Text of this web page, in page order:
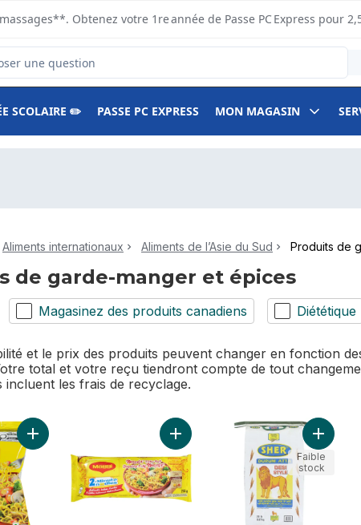
Obtenez votre 1re année de Passe PC Express pour
SCOLAIRE ✏️ PASSE PC EXPRESS MON MAGASIN
Aliments internationaux Aliments de l’Asie du Sud Produits de
de garde-manger et épices
Magasinez des produits canadiens Diététique
et le prix des produits peuvent changer en fonction
total et votre reçu tiendront compte de tout
incluent les frais de recyclage.
Ajouter Nouilles Masala au panierAjouter Nouilles instantanées,Ajouter
Faible
stock